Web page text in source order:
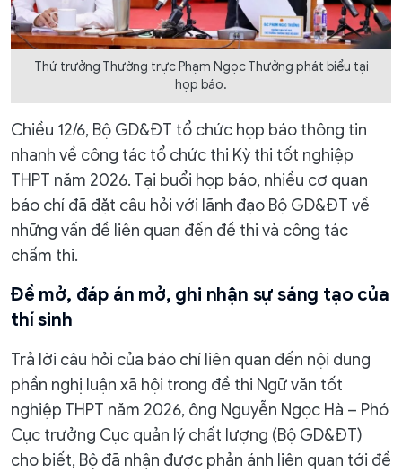
Thứ trưởng Thường trực Phạm Ngọc Thưởng phát biểu tại
họp báo.
Chiều 12/6, Bộ GD&ĐT tổ chức họp báo thông tin
nhanh về công tác tổ chức thi Kỳ thi tốt nghiệp
THPT năm 2026. Tại buổi họp báo, nhiều cơ quan
báo chí đã đặt câu hỏi với lãnh đạo Bộ GD&ĐT về
những vấn đề liên quan đến đề thi và công tác
chấm thi.
Đề mở, đáp án mở, ghi nhận sự sáng tạo của
thí sinh
Trả lời câu hỏi của báo chí liên quan đến nội dung
phần nghị luận xã hội trong đề thi Ngữ văn tốt
nghiệp THPT năm 2026, ông Nguyễn Ngọc Hà – Phó
Cục trưởng Cục quản lý chất lượng (Bộ GD&ĐT)
cho biết, Bộ đã nhận được phản ánh liên quan tới đề